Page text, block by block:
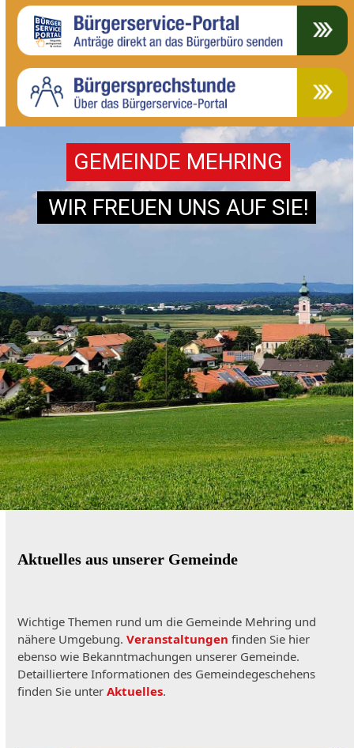
GEMEINDE MEHRING
WIR FREUEN UNS AUF SIE!
Aktuelles aus unserer Gemeinde
Wichtige Themen rund um die Gemeinde Mehring und
nähere Umgebung.Veranstaltungen finden Sie hier
ebenso wie Bekanntmachungen unserer Gemeinde.
Detailliertere Informationen des Gemeindegeschehens
finden Sie unterAktuelles.